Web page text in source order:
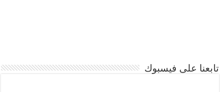
تابعنا على فيسبوك